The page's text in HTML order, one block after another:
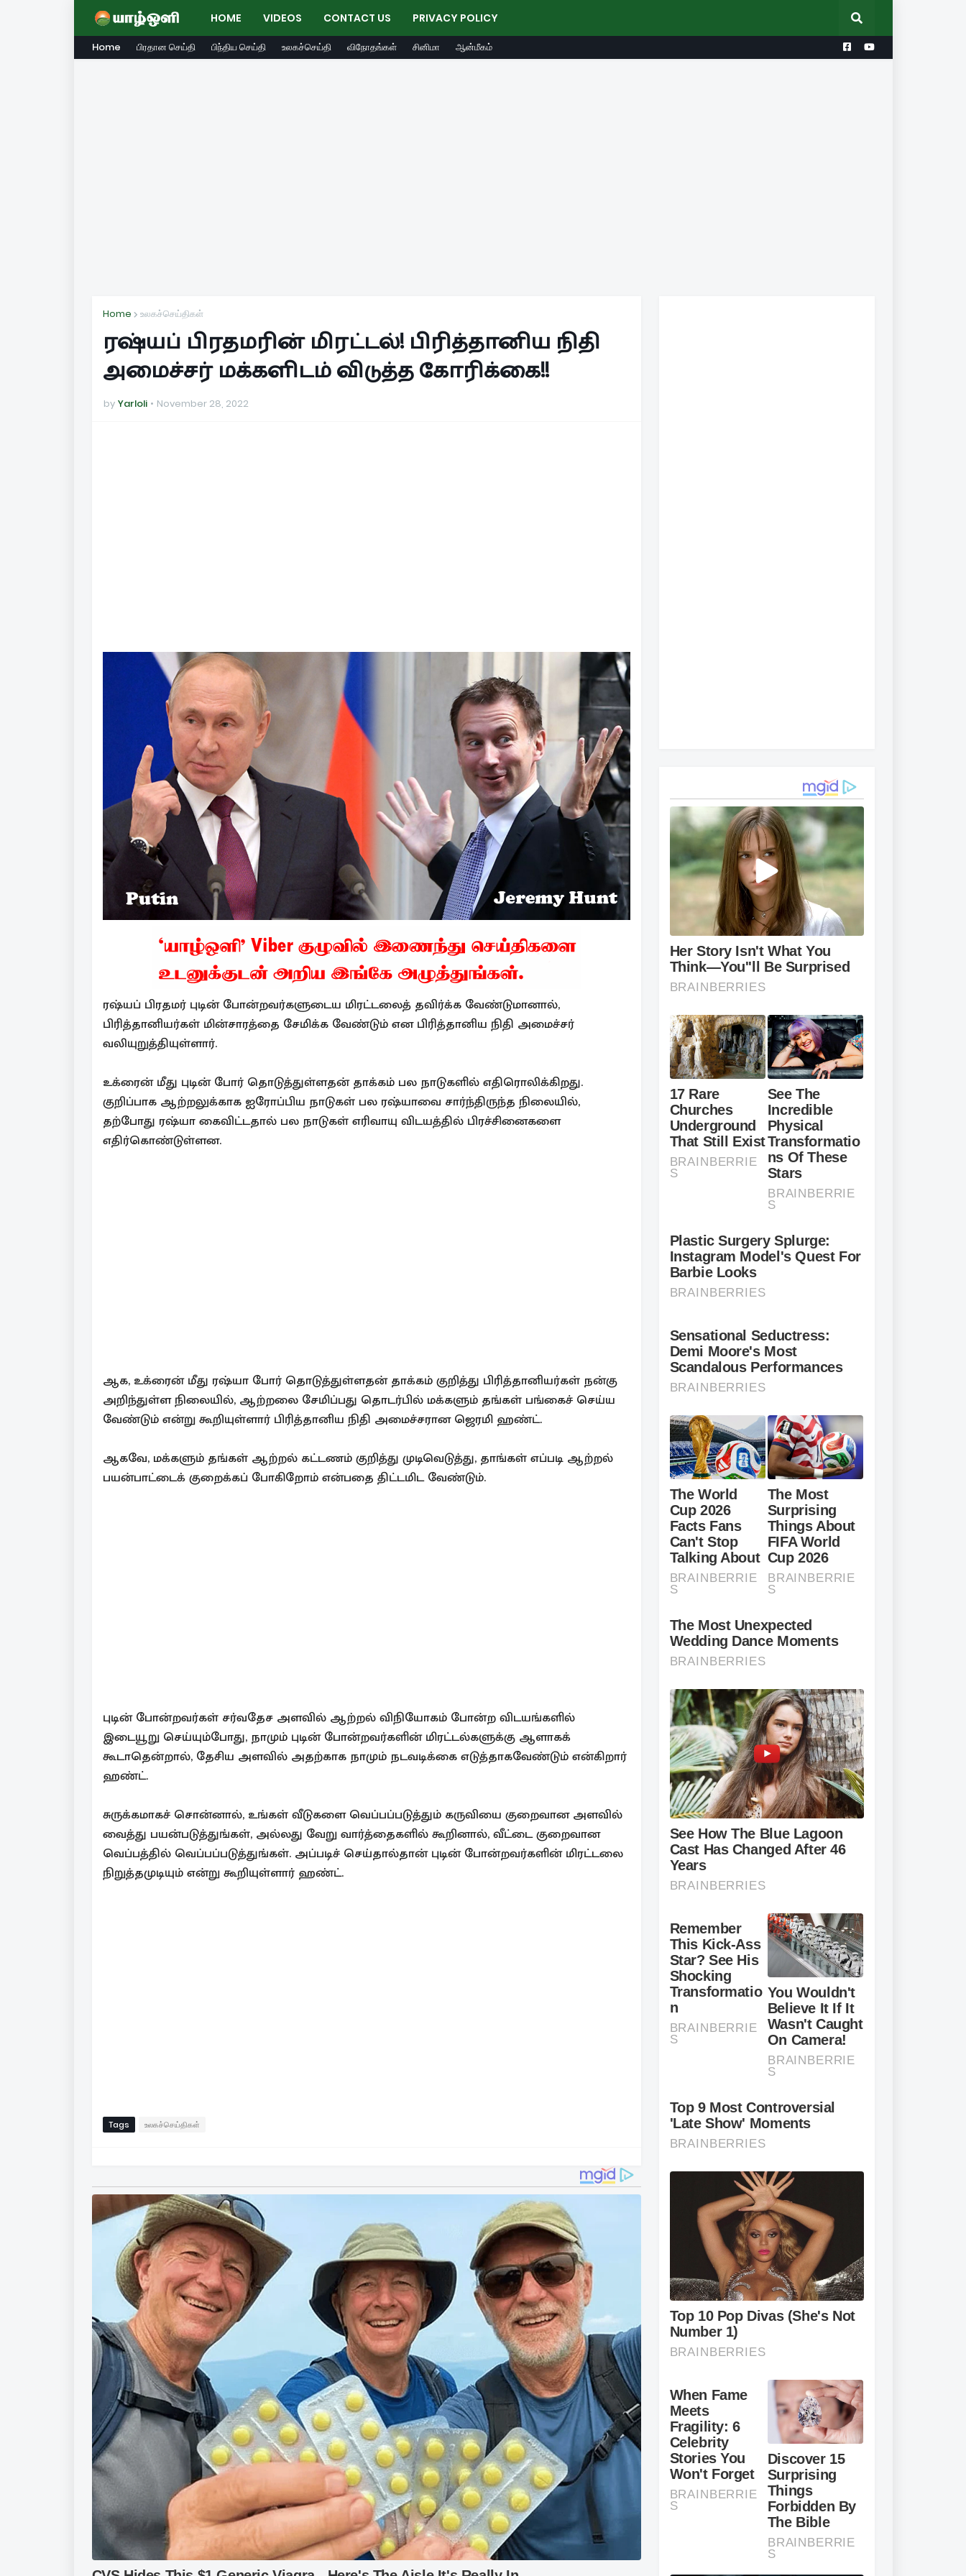
HOME VIDEOS CONTACT US PRIVACY POLICY
Home பிரதான செய்தி பிந்திய செய்தி உலகச்செய்தி விநோதங்கள் சினிமா ஆன்மீகம்
Home உலகச்செய்திகள்
ரஷ்யப் பிரதமரின் மிரட்டல்! பிரித்தானிய நிதி
அமைச்சர் மக்களிடம் விடுத்த கோரிக்கை!!
by Yarloli November 28, 2022
ரஷ்யப் பிரதமர் புடின் போன்றவர்களுடைய மிரட்டலைத் தவிர்க்க வேண்டுமானால்,
பிரித்தானியர்கள் மின்சாரத்தை சேமிக்க வேண்டும் என பிரித்தானிய நிதி அமைச்சர்
வலியுறுத்தியுள்ளார்.
உக்ரைன் மீது புடின் போர் தொடுத்துள்ளதன் தாக்கம் பல நாடுகளில் எதிரொலிக்கிறது.
குறிப்பாக ஆற்றலுக்காக ஐரோப்பிய நாடுகள் பல ரஷ்யாவை சார்ந்திருந்த நிலையில்,
தற்போது ரஷ்யா கைவிட்டதால் பல நாடுகள் எரிவாயு விடயத்தில் பிரச்சினைகளை
எதிர்கொண்டுள்ளன.
ஆக, உக்ரைன் மீது ரஷ்யா போர் தொடுத்துள்ளதன் தாக்கம் குறித்து பிரித்தானியர்கள் நன்கு
அறிந்துள்ள நிலையில், ஆற்றலை சேமிப்பது தொடர்பில் மக்களும் தங்கள் பங்கைச் செய்ய
வேண்டும் என்று கூறியுள்ளார் பிரித்தானிய நிதி அமைச்சரான ஜெரமி ஹண்ட்.
ஆகவே, மக்களும் தங்கள் ஆற்றல் கட்டணம் குறித்து முடிவெடுத்து, தாங்கள் எப்படி ஆற்றல்
பயன்பாட்டைக் குறைக்கப் போகிறோம் என்பதை திட்டமிட வேண்டும்.
புடின் போன்றவர்கள் சர்வதேச அளவில் ஆற்றல் விநியோகம் போன்ற விடயங்களில்
இடையூறு செய்யும்போது, நாமும் புடின் போன்றவர்களின் மிரட்டல்களுக்கு ஆளாகக்
கூடாதென்றால், தேசிய அளவில் அதற்காக நாமும் நடவடிக்கை எடுத்தாகவேண்டும் என்கிறார்
ஹண்ட்.
சுருக்கமாகச் சொன்னால், உங்கள் வீடுகளை வெப்பப்படுத்தும் கருவியை குறைவான அளவில்
வைத்து பயன்படுத்துங்கள், அல்லது வேறு வார்த்தைகளில் கூறினால், வீட்டை குறைவான
வெப்பத்தில் வெப்பப்படுத்துங்கள். அப்படிச் செய்தால்தான் புடின் போன்றவர்களின் மிரட்டலை
நிறுத்தமுடியும் என்று கூறியுள்ளார் ஹண்ட்.
Tags உலகச்செய்திகள்